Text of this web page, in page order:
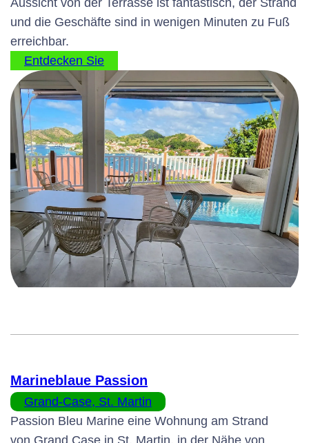
Aussicht von der Terrasse ist fantastisch, der Strand
und die Geschäfte sind in wenigen Minuten zu Fuß
erreichbar.
Entdecken Sie
Marineblaue Passion
Grand-Case, St. Martin
Passion Bleu Marine eine Wohnung am Strand
von Grand Case in St. Martin, in der Nähe von